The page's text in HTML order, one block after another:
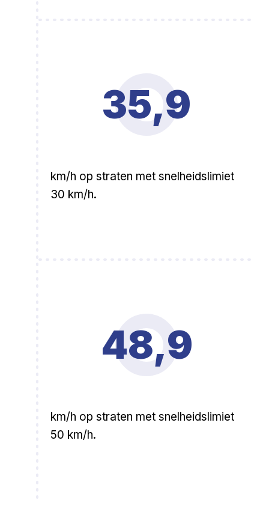
35,9
km/h op straten met snelheidslimiet
30 km/h.
48,9
km/h op straten met snelheidslimiet
50 km/h.